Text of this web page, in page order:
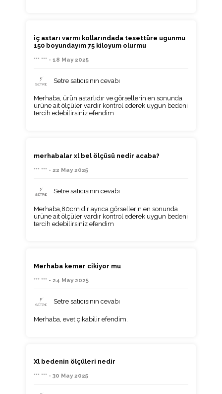
iç astarı varmı kollarındada tesettüre ugunmu
150 boyundayım 75 kiloyum olurmu
*** *** - 18 May 2025
Setre satıcısının cevabı
Merhaba, ürün astarlıdır ve görsellerin en sonunda
ürüne ait ölçüler vardır kontrol ederek uygun bedeni
tercih edebilirsiniz efendim
merhabalar xl bel ölçüsü nedir acaba?
*** *** - 22 May 2025
Setre satıcısının cevabı
Merhaba,80cm dir ayrıca görsellerin en sonunda
ürüne ait ölçüler vardır kontrol ederek uygun bedeni
tercih edebilirsiniz efendim
Merhaba kemer cikiyor mu
*** *** - 24 May 2025
Setre satıcısının cevabı
Merhaba, evet çıkabilir efendim.
Xl bedenin ölçüleri nedir
*** *** - 30 May 2025